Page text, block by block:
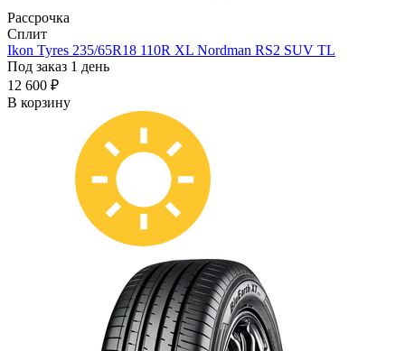
Рассрочка
Сплит
Ikon Tyres 235/65R18 110R XL Nordman RS2 SUV TL
Под заказ 1 день
12 600 ₽
В корзину